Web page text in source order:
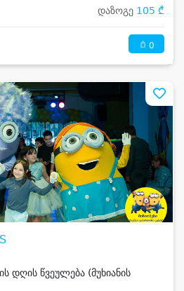
დაზოგე 105 ₾
0
დღის წვეულება (მუხიანის